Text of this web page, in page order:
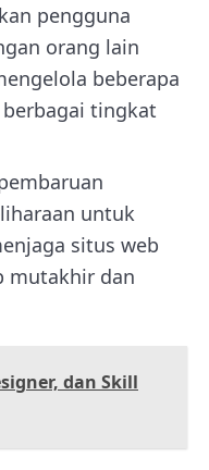
pengguna
orang lain
beberapa
tingkat
untuk
situs web
mutakhir dan
dan Skill